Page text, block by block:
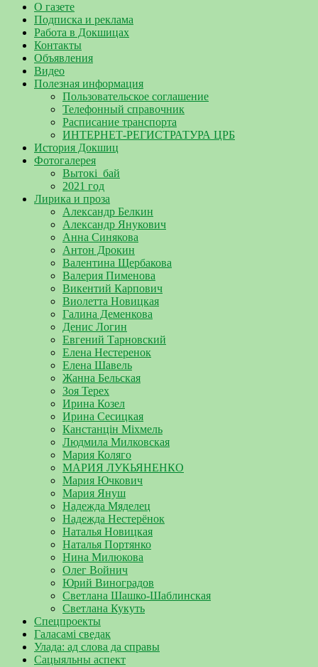
О газете
Подписка и реклама
Работа в Докшицах
Контакты
Объявления
Видео
Полезная информация
Пользовательское соглашение
Телефонный справочник
Расписание транспорта
ИНТЕРНЕТ-РЕГИСТРАТУРА ЦРБ
История Докшиц
Фотогалерея
Вытокі_бай
2021 год
Лирика и проза
Александр Белкин
Александр Янукович
Анна Синякова
Антон Дрокин
Валентина Щербакова
Валерия Пименова
Викентий Карпович
Виолетта Новицкая
Галина Деменкова
Денис Логин
Евгений Тарновский
Елена Нестеренок
Елена Шавель
Жанна Бельская
Зоя Терех
Ирина Козел
Ирина Сесицкая
Канстанцін Міхмель
Людмила Милковская
Мария Коляго
МАРИЯ ЛУКЬЯНЕНКО
Мария Ючкович
Мария Януш
Надежда Мяделец
Надежда Нестерёнок
Наталья Новицкая
Наталья Портянко
Нина Милюкова
Олег Войнич
Юрий Виноградов
Светлана Шашко-Шаблинская
Светлана Кукуть
Спецпроекты
Галасамі сведак
Улада: ад слова да справы
Сацыяльны аспект